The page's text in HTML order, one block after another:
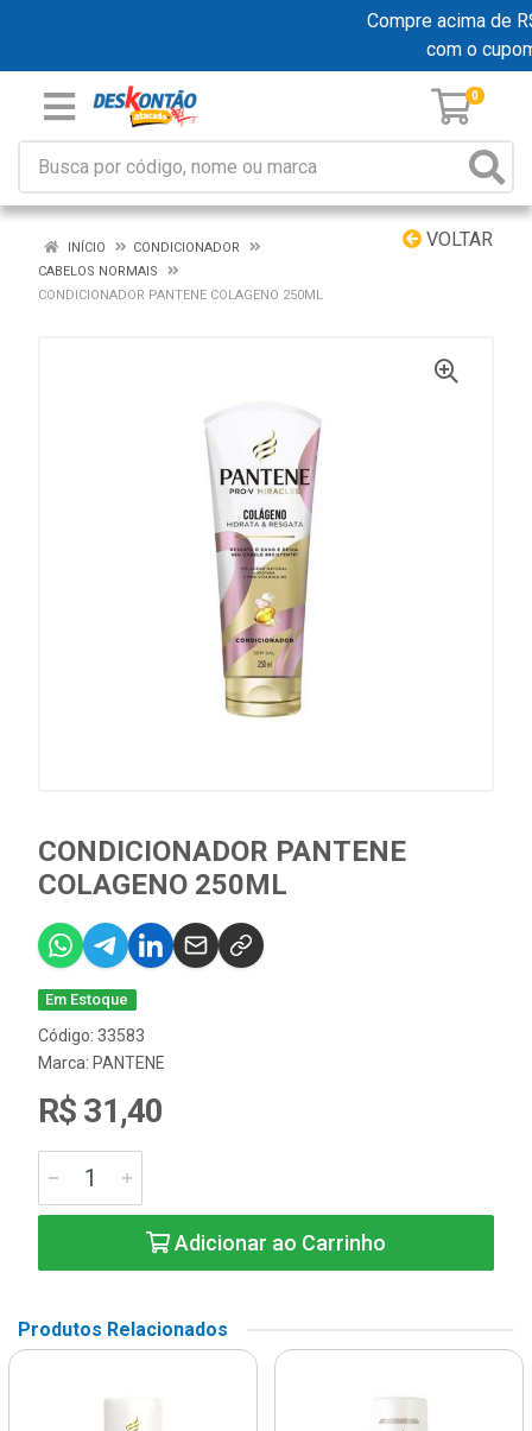
Compre acima de
com o
0
VOLTAR
INÍCIO
CONDICIONADOR
CABELOS NORMAIS
CONDICIONADOR PANTENE COLAGENO 250ML
CONDICIONADOR PANTENE
COLAGENO 250ML
Em Estoque
Código: 33583
Marca: PANTENE
R$ 31,40
Adicionar ao Carrinho
Produtos Relacionados